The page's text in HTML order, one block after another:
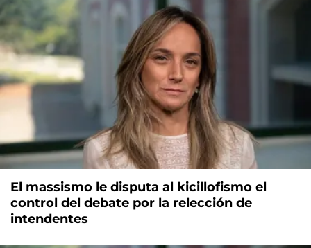
El massismo le disputa al kicillofismo el
control del debate por la relección de
intendentes